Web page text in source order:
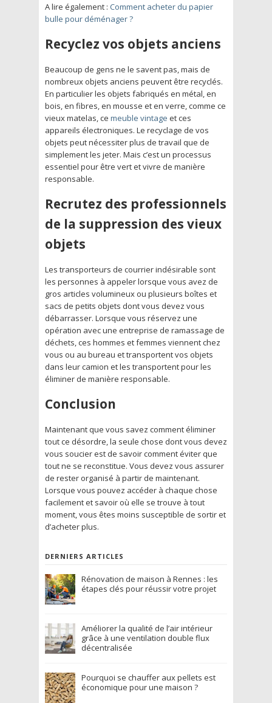
A lire également : Comment acheter du papier
bulle pour déménager ?
Recyclez vos objets anciens
Beaucoup de gens ne le savent pas, mais de
nombreux objets anciens peuvent être recyclés.
En particulier les objets fabriqués en métal, en
bois, en fibres, en mousse et en verre, comme ce
vieux matelas, ce meuble vintage et ces
appareils électroniques. Le recyclage de vos
objets peut nécessiter plus de travail que de
simplement les jeter. Mais c’est un processus
essentiel pour être vert et vivre de manière
responsable.
Recrutez des professionnels
de la suppression des vieux
objets
Les transporteurs de courrier indésirable sont
les personnes à appeler lorsque vous avez de
gros articles volumineux ou plusieurs boîtes et
sacs de petits objets dont vous devez vous
débarrasser. Lorsque vous réservez une
opération avec une entreprise de ramassage de
déchets, ces hommes et femmes viennent chez
vous ou au bureau et transportent vos objets
dans leur camion et les transportent pour les
éliminer de manière responsable.
Conclusion
Maintenant que vous savez comment éliminer
tout ce désordre, la seule chose dont vous devez
vous soucier est de savoir comment éviter que
tout ne se reconstitue. Vous devez vous assurer
de rester organisé à partir de maintenant.
Lorsque vous pouvez accéder à chaque chose
facilement et savoir où elle se trouve à tout
moment, vous êtes moins susceptible de sortir et
d’acheter plus.
DERNIERS ARTICLES
Rénovation de maison à Rennes : les
étapes clés pour réussir votre projet
Améliorer la qualité de l’air intérieur
grâce à une ventilation double flux
décentralisée
Pourquoi se chauffer aux pellets est
économique pour une maison ?